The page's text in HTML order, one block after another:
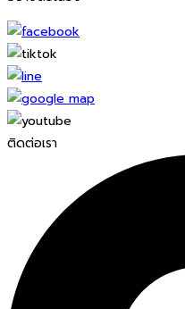
ติดต่อเรา